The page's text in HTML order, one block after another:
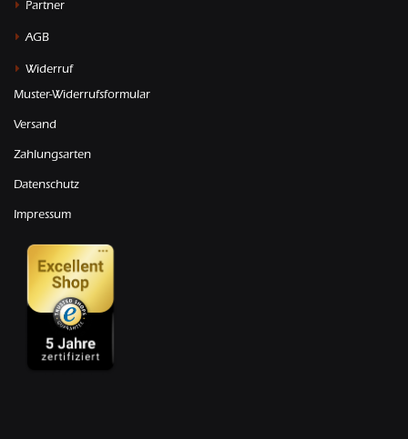
Partner
AGB
Widerruf
Muster-Widerrufsformular
Versand
Zahlungsarten
Datenschutz
Impressum